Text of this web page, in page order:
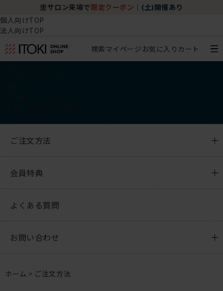
坐サロン来場で 限定クーポン (土)開催あり
個人向けTOP
法人向けTOP
検索マイページ お気に入り カート
ご注文方法
会員特典
よくある質問
お問い合わせ
ホーム > ご注文方法